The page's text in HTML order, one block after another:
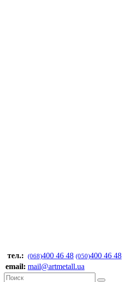
тел.: (068)400 46 48 (050)400 46 48
email: mail@artmetall.ua